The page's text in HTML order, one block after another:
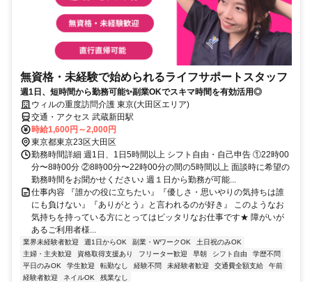
無資格・未経験で始められるライフサポートスタッフ
週1日、短時間から勤務可能✨副業OKでスキマ時間を有効活用◎
ウィルの重度訪問介護 東京(大田区エリア)
交通・アクセス 武蔵新田駅
時給1,600円～2,000円
東京都東京23区大田区
勤務時間詳細 週1日、1日5時間以上 シフト自由・自己申告 ①22時00
分〜8時00分 ②8時00分〜22時00分の間の5時間以上 面談時に希望の
勤務時間をお聞かせください♪ 週１日から勤務が可能...
仕事内容 『誰かの役に立ちたい』『優しさ・思いやりの気持ちは誰
にも負けない』『ありがとう』と言われるのが好き』 このようなお
気持ちを持っている方にとってはピッタリなお仕事です★ 障がいが
あるご利用者様...
業界未経験者歓迎 週1日からOK 副業・WワークOK
土日祝のみOK
主婦・主夫歓迎
資格取得支援あり フリーター歓迎 早朝 シフト自由
学歴不問
平日のみOK
学生歓迎 転勤なし 経験不問 未経験者歓迎 交通費全額支給
午前
経験者歓迎
ネイルOK 残業なし